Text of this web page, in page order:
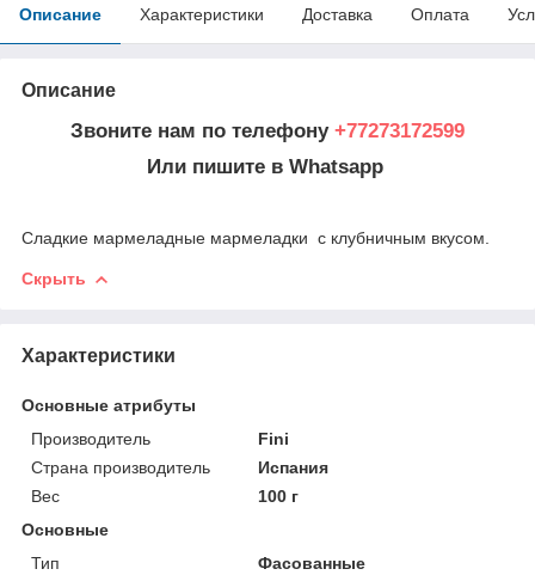
Описание Характеристики Доставка Оплата
Описание
Звоните нам по телефону +77273172599
Или пишите в Whatsapp
Сладкие мармеладные мармеладки с клубничным вкусом.
Скрыть
Характеристики
Основные атрибуты
Производитель
Fini
Страна производитель
Испания
Вес
100 г
Основные
Тип
Фасованные